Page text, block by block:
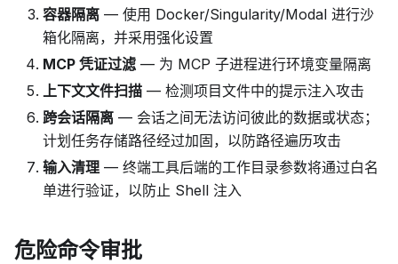
容器隔离 — 使用 Docker/Singularity/Modal 进行沙
箱化隔离，并采用强化设置
MCP 凭证过滤 — 为 MCP 子进程进行环境变量隔离
上下文文件扫描 — 检测项目文件中的提示注入攻击
跨会话隔离 — 会话之间无法访问彼此的数据或状态；
计划任务存储路径经过加固，以防路径遍历攻击
输入清理 — 终端工具后端的工作目录参数将通过白名
单进行验证，以防止 Shell 注入
危险命令审批